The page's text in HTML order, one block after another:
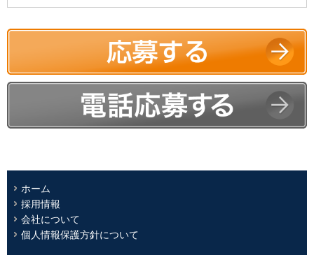
ホーム
採用情報
会社について
個人情報保護方針について